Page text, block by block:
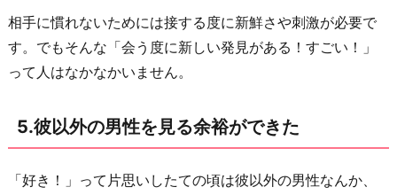
相手に慣れないためには接する度に新鮮さや刺激が必要で
す。でもそんな「会う度に新しい発見がある！すごい！」
って人はなかなかいません。
5.彼以外の男性を見る余裕ができた
「好き！」って片思いしたての頃は彼以外の男性なんか、